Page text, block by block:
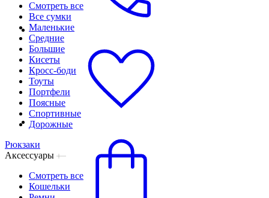
Смотреть все
Все сумки
Маленькие
Средние
Большие
Кисеты
Кросс-боди
Тоуты
Портфели
Поясные
Спортивные
Дорожные
Рюкзаки
Аксессуары
Смотреть все
Кошельки